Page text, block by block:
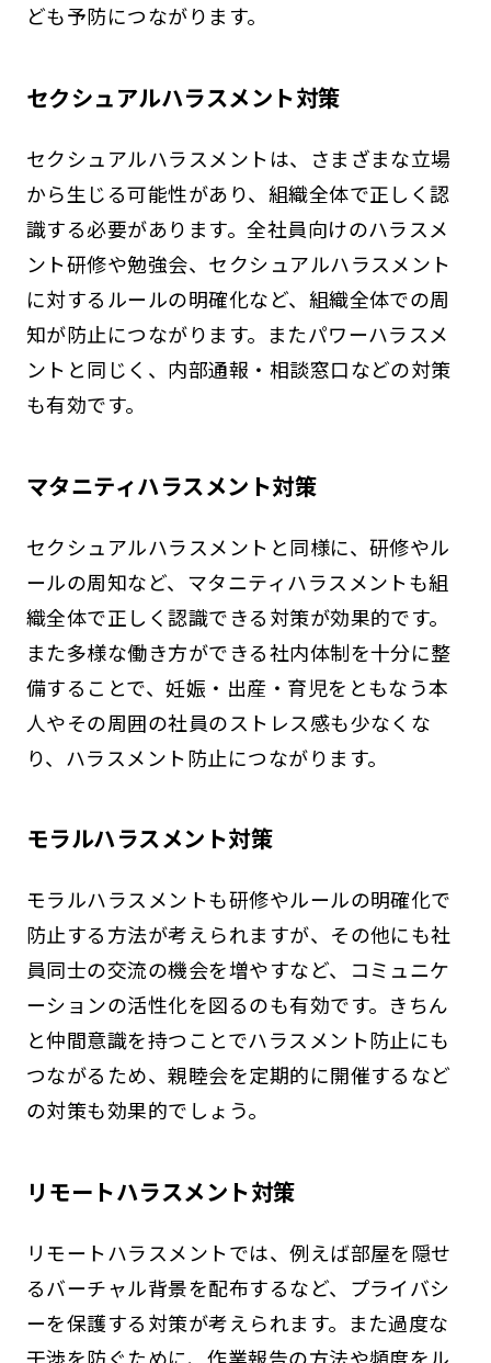
ども予防につながります。
セクシュアルハラスメント対策
セクシュアルハラスメントは、さまざまな立場
から生じる可能性があり、組織全体で正しく認
識する必要があります。全社員向けのハラスメ
ント研修や勉強会、セクシュアルハラスメント
に対するルールの明確化など、組織全体での周
知が防止につながります。またパワーハラスメ
ントと同じく、内部通報・相談窓口などの対策
も有効です。
マタニティハラスメント対策
セクシュアルハラスメントと同様に、研修やル
ールの周知など、マタニティハラスメントも組
織全体で正しく認識できる対策が効果的です。
また多様な働き方ができる社内体制を十分に整
備することで、妊娠・出産・育児をともなう本
人やその周囲の社員のストレス感も少なくな
り、ハラスメント防止につながります。
モラルハラスメント対策
モラルハラスメントも研修やルールの明確化で
防止する方法が考えられますが、その他にも社
員同士の交流の機会を増やすなど、コミュニケ
ーションの活性化を図るのも有効です。きちん
と仲間意識を持つことでハラスメント防止にも
つながるため、親睦会を定期的に開催するなど
の対策も効果的でしょう。
リモートハラスメント対策
リモートハラスメントでは、例えば部屋を隠せ
るバーチャル背景を配布するなど、プライバシ
ーを保護する対策が考えられます。また過度な